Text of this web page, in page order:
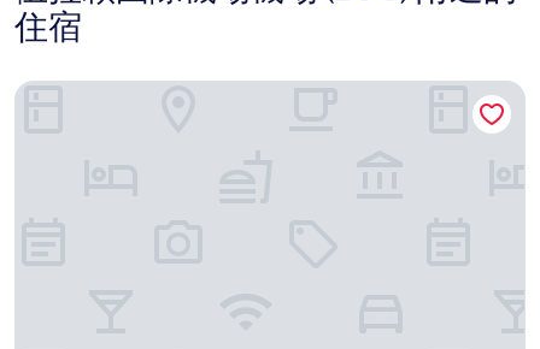
住宿
維拉峇里精品飯店及套房